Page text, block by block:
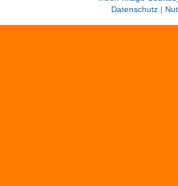
Datenschutz|